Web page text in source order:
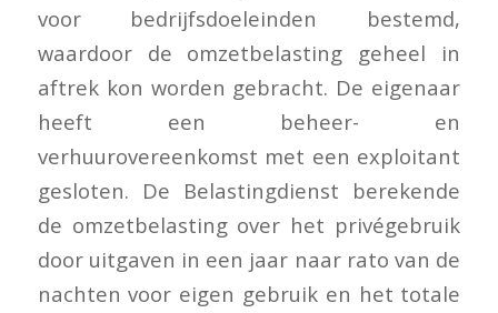
voor bedrijfsdoeleinden bestemd,
waardoor de omzetbelasting geheel in
aftrek kon worden gebracht. De eigenaar
heeft een beheer- en
verhuurovereenkomst met een exploitant
gesloten. De Belastingdienst berekende
de omzetbelasting over het privégebruik
door uitgaven in een jaar naar rato van de
nachten voor eigen gebruik en het totale